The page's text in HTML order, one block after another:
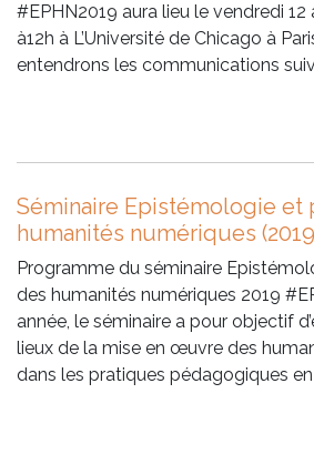
#EPHN2019 aura lieu le vendredi 12
à12h à L’Université de Chicago à
entendrons les communications
Séminaire Epistémologie et
humanités numériques
Programme du séminaire
des humanités numériques 2019
année, le séminaire a pour objectif
lieux de la mise en œuvre des
dans les pratiques pédagogiques en